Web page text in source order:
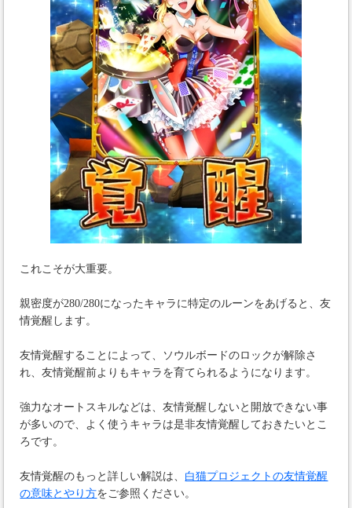
これこそが大重要。
親密度が280/280になったキャラに特定のルーンをあげると、友
情覚醒します。
友情覚醒することによって、ソウルボードのロックが解除さ
れ、友情覚醒前よりもキャラを育てられるようになります。
強力なオートスキルなどは、友情覚醒しないと開放できない事
が多いので、よく使うキャラは是非友情覚醒しておきたいとこ
ろです。
友情覚醒のもっと詳しい解説は、 白猫プロジェクトの友情覚醒
の意味とやり方をご参照ください。